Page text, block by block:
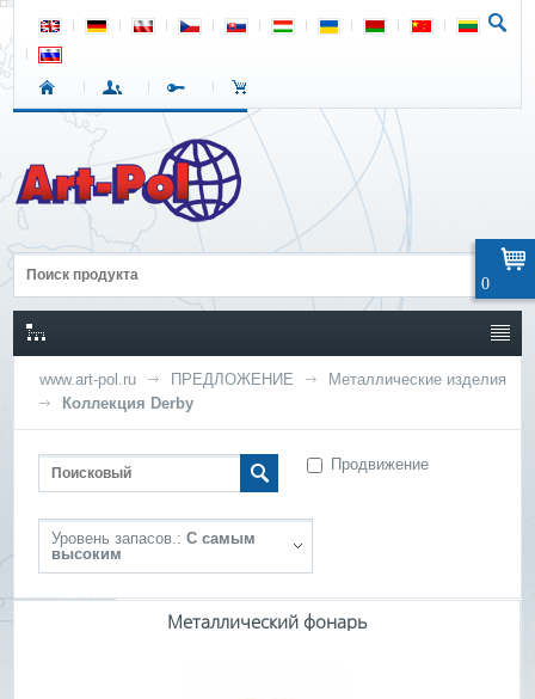
www.art-pol.ru ПРЕДЛОЖЕНИЕ
Металлические изделия
Коллекция Derby
Продвижение
Уровень запасов.: С самым
высоким
Металлический фонарь
0